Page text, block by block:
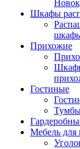
Шкафы
Прихожие
Гостиные
Мебель для